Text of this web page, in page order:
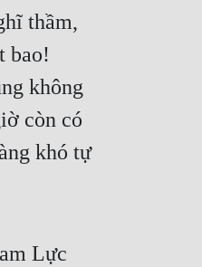
thầm,
bao!
không
còn có
khó tự
Lực